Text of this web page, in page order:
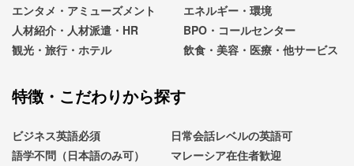
エンタメ・アミューズメント
エネルギー・環境
人材紹介・人材派遣・HR
BPO・コールセンター
観光・旅行・ホテル
飲食・美容・医療・他サービス
特徴・こだわりから探す
ビジネス英語必須
日常会話レベルの英語可
語学不問（日本語のみ可）
マレーシア在住者歓迎